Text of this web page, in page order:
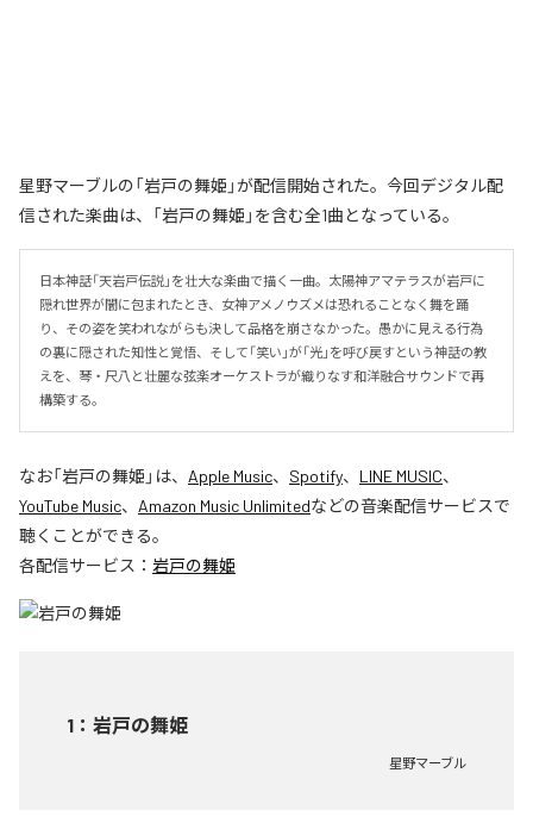
星野マーブルの「岩戸の舞姫」が配信開始された。今回デジタル配
信された楽曲は、「岩戸の舞姫」を含む全1曲となっている。
日本神話「天岩戸伝説」を壮大な楽曲で描く一曲。太陽神アマテラスが岩戸に
隠れ世界が闇に包まれたとき、女神アメノウズメは恐れることなく舞を踊
り、その姿を笑われながらも決して品格を崩さなかった。愚かに見える行為
の裏に隠された知性と覚悟、そして「笑い」が「光」を呼び戻すという神話の教
えを、琴・尺八と壮麗な弦楽オーケストラが織りなす和洋融合サウンドで再
構築する。
なお「岩戸の舞姫 」は、 Apple Music、 Spotify、 LINE MUSIC、
YouTube Music、 Amazon Music Unlimitedなどの音楽配信サービスで
聴くことができる。
各配信サービス： 岩戸の舞姫
1 ： 岩戸の舞姫
星野マーブル